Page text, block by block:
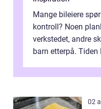
Mange bileiere
kontroll? Noen
verkstedet, andre
barn etterpå. Tiden
02